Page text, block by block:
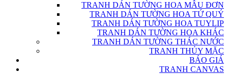
TRANH DÁN TƯỜNG HOA MẪU ĐƠN
TRANH DÁN TƯỜNG HOA TỨ QUÝ
TRANH DÁN TƯỜNG HOA TUYLIP
TRANH DÁN TƯỜNG HOA KHÁC
TRANH DÁN TƯỜNG THÁC NƯỚC
TRANH THỦY MẶC
BÁO GIÁ
TRANH CANVAS